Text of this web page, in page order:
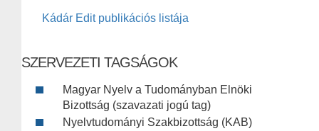
Kádár Edit publikációs listája
SZERVEZETI TAGSÁGOK
Magyar Nyelv a Tudományban Elnöki
Bizottság (szavazati jogú tag)
Nyelvtudományi Szakbizottság (KAB)